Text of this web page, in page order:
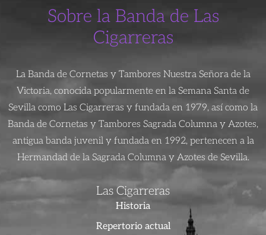
Sobre la Banda de Las
Cigarreras
La Banda de Cornetas y Tambores Nuestra Señora de la
Victoria, conocida popularmente en la Semana Santa de
Sevilla como Las Cigarreras y fundada en 1979, así como la
Banda de Cornetas y Tambores Sagrada Columna y Azotes,
antigua banda juvenil y fundada en 1992, pertenecen a la
Hermandad de la Sagrada Columna y Azotes de Sevilla.
Las Cigarreras
Historia
Repertorio actual